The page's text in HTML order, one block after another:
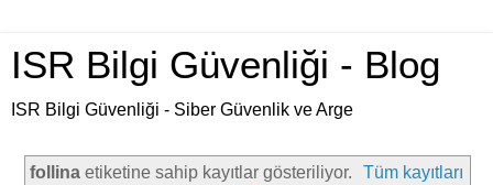
ISR Bilgi Güvenliği - Blog
ISR Bilgi Güvenliği - Siber Güvenlik ve Arge
follinaetiketine sahip kayıtlar gösteriliyor.
Tüm kayıtları